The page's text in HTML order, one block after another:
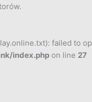
failed to
index.php on line 27